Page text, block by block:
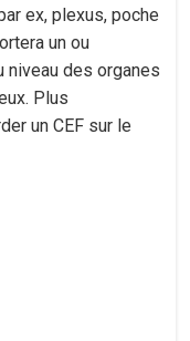
ex, plexus, poche
un ou
niveau des organes
Plus
un CEF sur le